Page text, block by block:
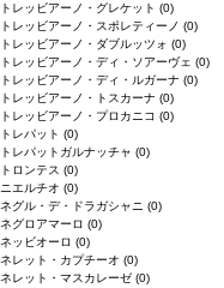
トレッビアーノ・グレケット (0)
トレッビアーノ・スポレティーノ (0)
トレッビアーノ・ダブルッツォ (0)
トレッビアーノ・ディ・ソアーヴェ (0)
トレッビアーノ・ディ・ルガーナ (0)
トレッビアーノ・トスカーナ (0)
トレッビアーノ・プロカニコ (0)
トレパット (0)
トレパットガルナッチャ (0)
トロンテス (0)
ニエルチオ (0)
ネグル・デ・ドラガシャニ (0)
ネグロアマーロ (0)
ネッビオーロ (0)
ネレット・カプチーオ (0)
ネレット・マスカレーゼ (0)